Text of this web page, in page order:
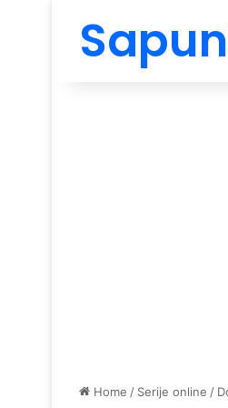
Home / Serije online /